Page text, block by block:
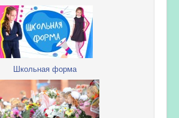
Школьная форма